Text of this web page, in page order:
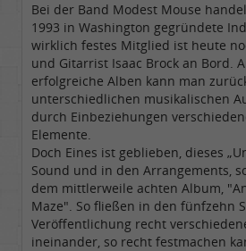
Bei der Band Modest Mouse
1993 in Washington gegründete
wirklich festes Mitglied ist heute
und Gitarrist Isaac Brock an Bord.
erfolgreiche Alben kann man
unterschiedlichen musikalischen
durch Einbeziehungen
Elemente.
Doch Eines ist geblieben, dieses
Sound und in den Arrangements,
dem mittlerweile achten Album,
Maze". So fließen in den fünfzehn
Veröffentlichung recht
ineinander, so recht festmachen